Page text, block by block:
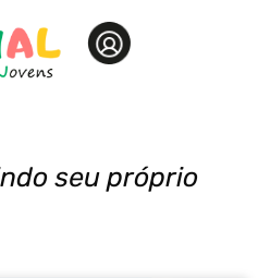
seu próprio